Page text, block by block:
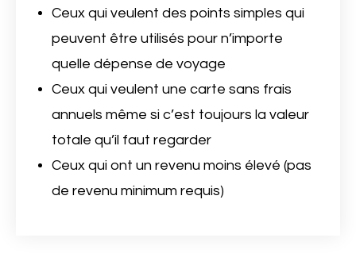
Ceux qui veulent des points simples qui
peuvent être utilisés pour n’importe
quelle dépense de voyage
Ceux qui veulent une carte sans frais
annuels même si c’est toujours la valeur
totale qu’il faut regarder
Ceux qui ont un revenu moins élevé (pas
de revenu minimum requis)